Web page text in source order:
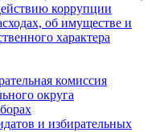
коррупции
об имуществе и
характера
комиссия
округа
и избирательных